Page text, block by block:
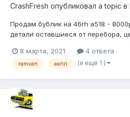
CrashFresh опубликовал a topic в
Продам бублик на 46rh a518 -
детали оставшиеся от перебора,
8 марта, 2021 4 ответа
ramvan акпп (и ещё 1 )